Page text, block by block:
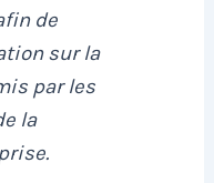
de
sur la
par les
la